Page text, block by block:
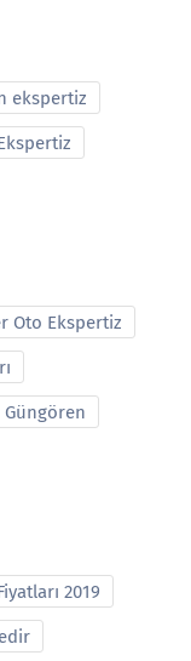
ekspertiz
Oto Ekspertiz
2019